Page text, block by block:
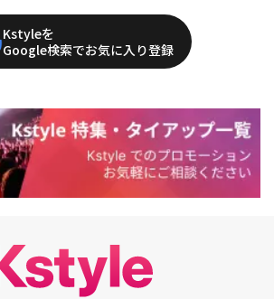
Kstyleを
Google検索でお気に入り登録